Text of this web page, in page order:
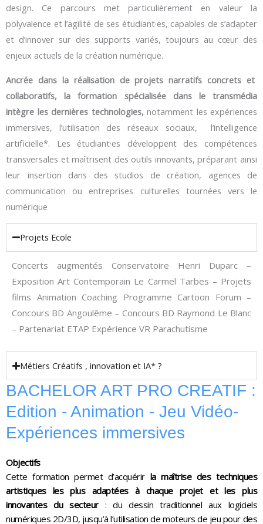
design. Ce parcours met particulièrement en valeur la
polyvalence et l’agilité de ses étudiant·es, capables de s’adapter
et d’innover sur des supports variés, toujours au cœur des
enjeux actuels de la création numérique.
Ancrée dans la réalisation de projets narratifs concrets et
collaboratifs, la formation spécialisée dans le transmédia
intègre les dernières technologies, notamment les expériences
immersives, l’utilisation des réseaux sociaux, l’intelligence
artificielle*. Les étudiant·es développent des compétences
transversales et maîtrisent des outils innovants, préparant ainsi
leur insertion dans des studios de création, agences de
communication ou entreprises culturelles tournées vers le
numérique
Projets Ecole
Concerts augmentés Conservatoire Henri Duparc –
Exposition Art Contemporain Le Carmel Tarbes – Projets
films Animation Coaching Programme Cartoon Forum –
Concours BD Angoulême – Concours BD Raymond Le Blanc
– Partenariat ETAP Expérience VR Parachutisme
Métiers Créatifs , innovation et IA* ?
BACHELOR ART PRO CREATIF :
Edition - Animation - Jeu Vidéo-
Expériences immersives
Objectifs
Cette formation permet d’acquérirla maîtrise des techniques
artistiques les plus adaptées à chaque projet et les plus
innovantes du secteur: du dessin traditionnel aux logiciels
numériques 2D/3D, jusqu’à l’utilisation de moteurs de jeu pour des